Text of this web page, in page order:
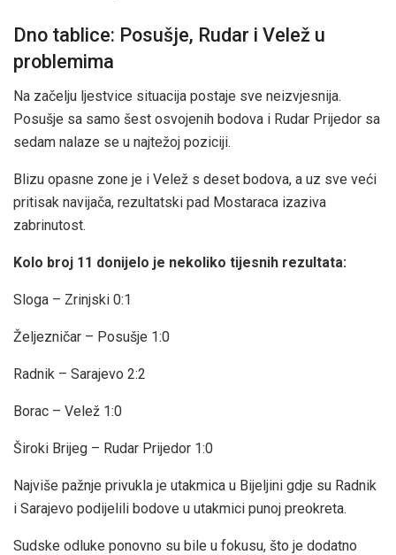
Dno tablice: Posušje, Rudar i Velež u
problemima
Na začelju ljestvice situacija postaje sve neizvjesnija.
Posušje sa samo šest osvojenih bodova i Rudar Prijedor sa
sedam nalaze se u najtežoj poziciji.
Blizu opasne zone je i Velež s deset bodova, a uz sve veći
pritisak navijača, rezultatski pad Mostaraca izaziva
zabrinutost.
Kolo broj 11 donijelo je nekoliko tijesnih rezultata:
Sloga – Zrinjski 0:1
Željezničar – Posušje 1:0
Radnik – Sarajevo 2:2
Borac – Velež 1:0
Široki Brijeg – Rudar Prijedor 1:0
Najviše pažnje privukla je utakmica u Bijeljini gdje su Radnik
i Sarajevo podijelili bodove u utakmici punoj preokreta.
Sudske odluke ponovno su bile u fokusu, što je dodatno